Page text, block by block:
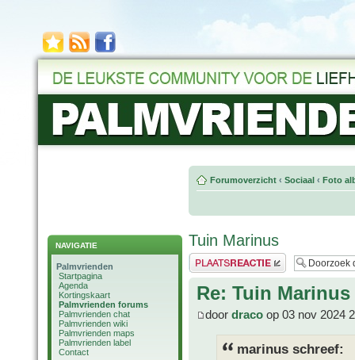
NAVIGATIE
Palmvrienden
Startpagina
Agenda
Kortingskaart
Palmvrienden forums
Palmvrienden chat
Palmvrienden wiki
Palmvrienden maps
Palmvrienden label
Contact
Forumoverzicht ‹ Sociaal ‹ Foto
Tuin Marinus
Plaats een reactie
Re: Tuin Marinus
door draco op 03 nov 2024
marinus schreef: